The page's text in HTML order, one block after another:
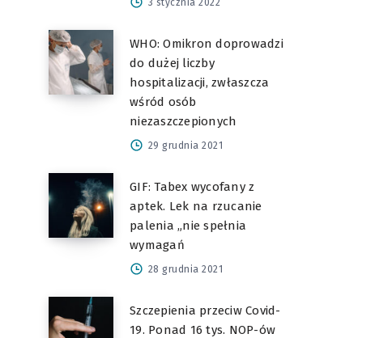
3 stycznia 2022
WHO: Omikron doprowadzi
do dużej liczby
hospitalizacji, zwłaszcza
wśród osób
niezaszczepionych
29 grudnia 2021
GIF: Tabex wycofany z
aptek. Lek na rzucanie
palenia „nie spełnia
wymagań
28 grudnia 2021
Szczepienia przeciw Covid-
19. Ponad 16 tys. NOP-ów